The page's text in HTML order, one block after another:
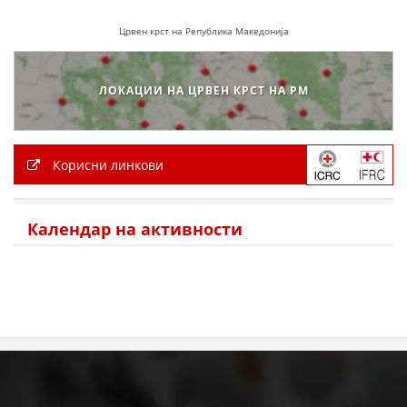
Црвен крст на Република Македонија
ЛОКАЦИИ НА ЦРВЕН КРСТ НА РМ
Корисни линкови
Календар на активности